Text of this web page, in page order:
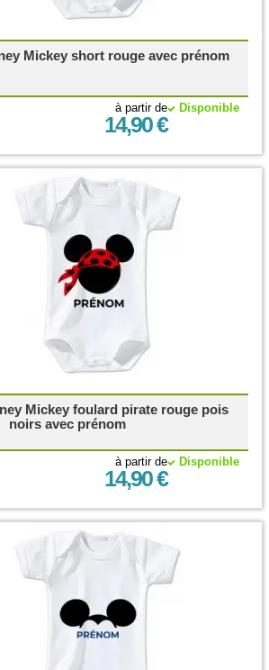
Mickey short rouge avec prénom
Disponible
à partir de
14,90 €
Mickey foulard pirate rouge pois
noirs avec prénom
Disponible
à partir de
14,90 €